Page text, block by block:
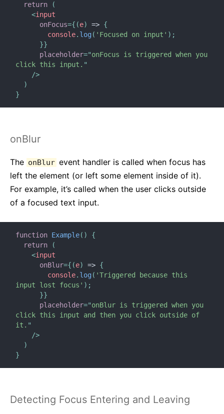
return
(
<input
onFocus={ (e) => {
        console
. log( 'Focused on input' ) ;
}}
placeholder="onFocus is triggered when you
click this input. "
/>
)
}
onBlur
The onBlur event handler is called when focus has
left the element (or left some element inside of it).
For example, it’s called when the user clicks outside
of a focused text input.
function Example( )
{
return
(
<input
onBlur={ (e) => {
        console
. log( 'Triggered because this
input lost focus' ) ;
}}
placeholder="onBlur is triggered when you
click this input and then you click outside of
it. "
/>
)
}
Detecting Focus Entering and Leaving